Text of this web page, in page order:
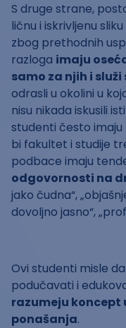
S druge strane,
ličnu i iskrivljenu
zbog prethodnih
razloga imaju
samo za njih i
odrasli u okolini u
nisu nikada iskusili
studenti često imaju
bi fakultet i studije
podbace imaju
odgovornosti na
jako čudna“,
dovoljno jasno“,
Ovi studenti misle
podučavati i
razumeju
ponašanja.